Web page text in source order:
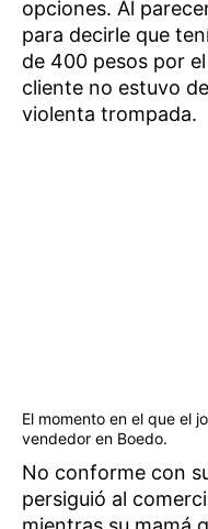
opciones. Al
para decirle que
de 400 pesos por
cliente no estuvo
violenta trompada.
El momento en el que el
vendedor en Boedo.
No conforme con
persiguió al